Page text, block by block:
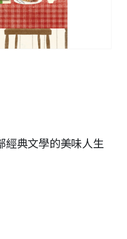
經典文學的美味人生